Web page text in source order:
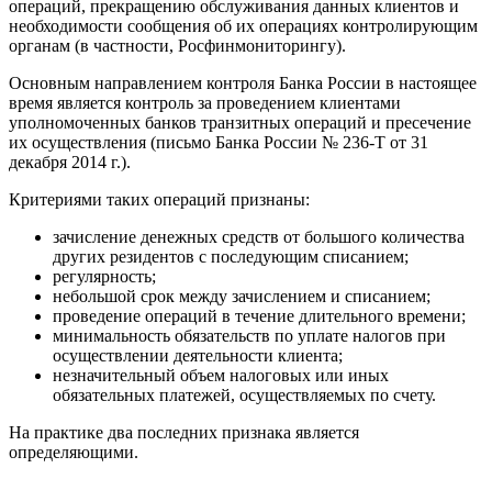
операций, прекращению обслуживания данных клиентов и
необходимости сообщения об их операциях контролирующим
органам (в частности, Росфинмониторингу).
Основным направлением контроля Банка России в настоящее
время является контроль за проведением клиентами
уполномоченных банков транзитных операций и пресечение
их осуществления (письмо Банка России № 236-Т от 31
декабря 2014 г.).
Критериями таких операций признаны:
зачисление денежных средств от большого количества
других резидентов с последующим списанием;
регулярность;
небольшой срок между зачислением и списанием;
проведение операций в течение длительного времени;
минимальность обязательств по уплате налогов при
осуществлении деятельности клиента;
незначительный объем налоговых или иных
обязательных платежей, осуществляемых по счету.
На практике два последних признака является
определяющими.